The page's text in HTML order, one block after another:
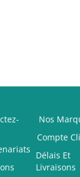
Nos
Compte
Délais Et
Livraisons